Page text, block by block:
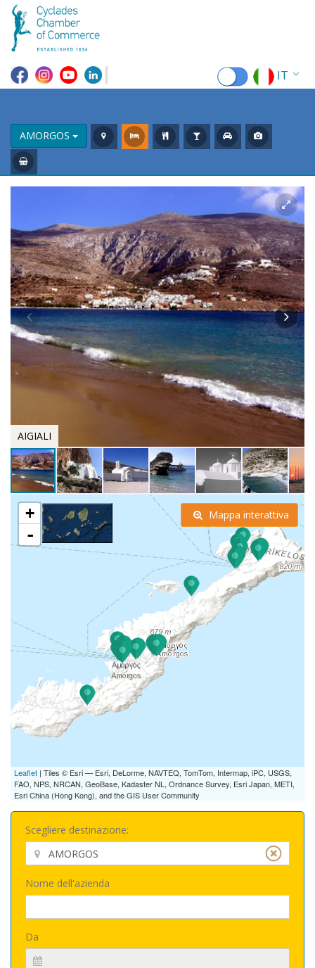
IT
DE
ES
RU
CN
AMORGOS
AIGIALI
+
-
Leaflet | Tiles © Esri — Esri, DeLorme, NAVTEQ, TomTom, Intermap, iPC, USGS,
FAO, NPS, NRCAN, GeoBase, Kadaster NL, Ordnance Survey, Esri Japan, METI,
Esri China (Hong Kong), and the GIS User Community
Mappa interattiva
Scegliere destinazione:
Nome dell'azienda
Da